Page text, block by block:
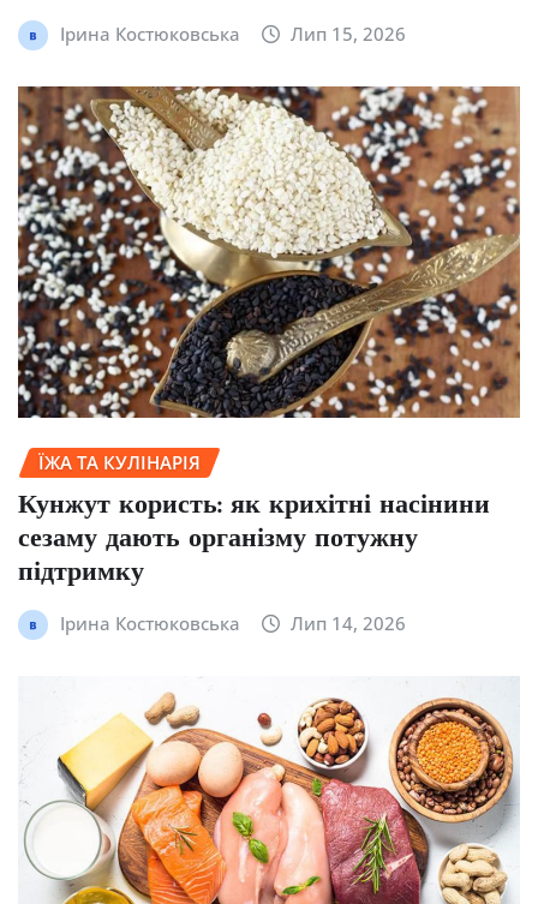
Ірина Костюковська Лип 15, 2026
ЇЖА ТА КУЛІНАРІЯ
Кунжут користь: як крихітні насінини
сезаму дають організму потужну
підтримку
Ірина Костюковська Лип 14, 2026